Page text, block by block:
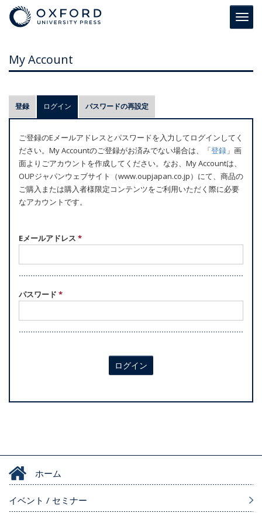
My Account
プ
ラ
マ
リ
ー
タ
ブ
登録 ログイン (アクティブなタブ)
パスワードの再設定
ご登録のEメールアドレスとパスワードを入力してログインしてく
ださい。My Accountのご登録がお済みでない場合は、「登録 」画
面よりごアカウントを作成してください。なお、My Accountは、
OUPジャパンウェブサイト（www.oupjapan.co.jp）にて、商品の
ご購入または購入者様限定コンテンツをご利用いただく際に必要
なアカウントです。
Eメールアドレス *
パスワード *
ログイン
ホーム
イベント / セミナー